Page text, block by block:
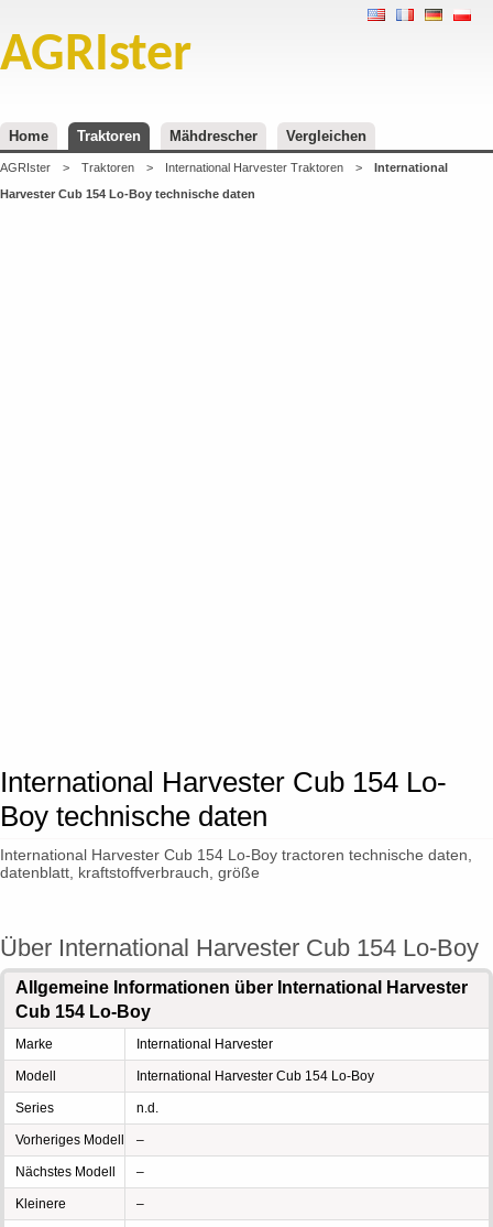
AGRIster
Home Traktoren Mähdrescher Vergleichen
AGRIster > Traktoren > International Harvester Traktoren >
International
Harvester Cub 154 Lo-Boy technische daten
International Harvester Cub 154 Lo-
Boy technische daten
International Harvester Cub 154 Lo-Boy tractoren technische daten,
datenblatt, kraftstoffverbrauch, größe
Über International Harvester Cub 154 Lo-Boy
Allgemeine Informationen über International Harvester
Cub 154 Lo-Boy
Marke International Harvester
Modell International Harvester Cub 154 Lo-Boy
Series n.d.
Vorheriges Modell –
Nächstes Modell –
Kleinere –